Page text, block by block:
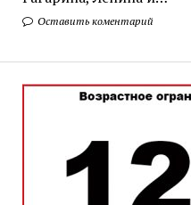
Оставить коментарий